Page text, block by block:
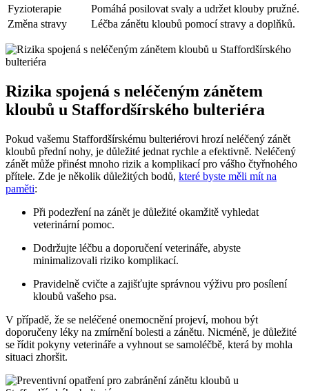
Fyzioterapie
Pomáhá posilovat svaly a udržet klouby pružné.
Změna stravy
Léčba zánětu kloubů pomocí stravy a doplňků.
Rizika spojená s neléčeným zánětem
kloubů u Staffordšírského bulteriéra
Pokud vašemu Staffordšírskému bulteriérovi hrozí neléčený zánět
kloubů přední nohy, je důležité jednat rychle a efektivně. Neléčený
zánět může přinést mnoho rizik a komplikací pro vášho čtyřnohého
přítele. Zde je několik důležitých bodů, které byste měli mít na
paměti:
Při podezření na zánět je důležité okamžitě vyhledat
veterinární pomoc.
Dodržujte léčbu a doporučení veterináře, abyste
minimalizovali riziko komplikací.
Pravidelně cvičte a zajišťujte správnou výživu pro posílení
kloubů vašeho psa.
V případě, že se neléčené onemocnění projeví, mohou být
doporučeny léky na zmírnění bolesti a zánětu. Nicméně, je důležité
se řídit pokyny veterináře a vyhnout se samoléčbě, která by mohla
situaci zhoršit.